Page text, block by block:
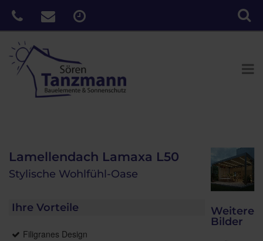
Lamellendach Lamaxa L50
Stylische Wohlfühl-Oase
Ihre Vorteile
Filigranes Design
Weitere
Bilder